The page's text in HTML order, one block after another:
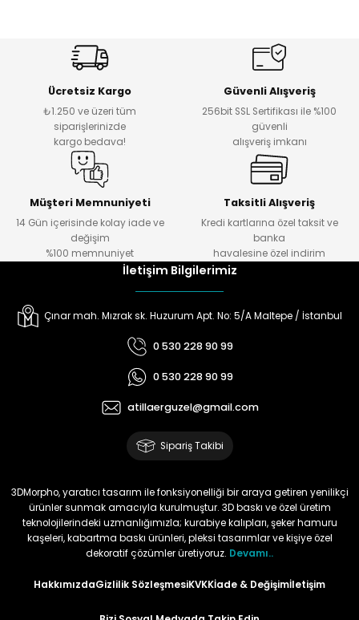
Çerçeve Kurabiye Kalıbı - 1
Çerçeve Kurabiye Kalıbı - 2
Çerçeve Kurabiye Kalıbı - 3
Çerçeve Kurabiye Kalıbı - 4
Çerçeve Kurabiye Kalıbı - 5
Çerçeve Kurabiye Kalıbı - 6
₺ 96
Çerçeve Kurabiye Kalıbı - 7
₺ 72
Çerçeve Kurabiye Kalıbı - 8
₺ 72
Ücretsiz Kargo
₺1.250 ve üzeri tüm
siparişlerinizde
kargo bedava!
Güvenli Alışveriş
256bit SSL Sertifikası ile %100
güvenli
alışveriş imkanı
Müşteri Memnuniyeti
14 Gün içerisinde kolay iade ve
değişim
%100 memnuniyet
Taksitli Alışveriş
Kredi kartlarına özel taksit ve
banka
havalesine özel indirim
İletişim Bilgilerimiz
Çınar mah. Mızrak sk. Huzurum Apt. No: 5/A Maltepe / İstanbul
0 530 228 90 99
0 530 228 90 99
atillaerguzel@gmail.com
Sipariş Takibi
3DMorpho, yaratıcı tasarım ile fonksiyonelliği bir araya getiren yenilikçi
ürünler sunmak amacıyla kurulmuştur. 3D baskı ve özel üretim
teknolojilerindeki uzmanlığımızla; kurabiye kalıpları, şeker hamuru
kaşeleri, kabartma baskı ürünleri, pleksi tasarımlar ve kişiye özel
dekoratif çözümler üretiyoruz. Devamı..
HakkımızdaGizlilik SözleşmesiKVKKİade & Değişimİletişim